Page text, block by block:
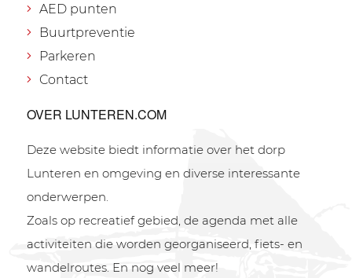
AED punten
Buurtpreventie
Parkeren
Contact
OVER LUNTEREN.COM
Deze website biedt informatie over het dorp
Lunteren en omgeving en diverse interessante
onderwerpen.
Zoals op recreatief gebied, de agenda met alle
activiteiten die worden georganiseerd, fiets- en
wandelroutes. En nog veel meer!